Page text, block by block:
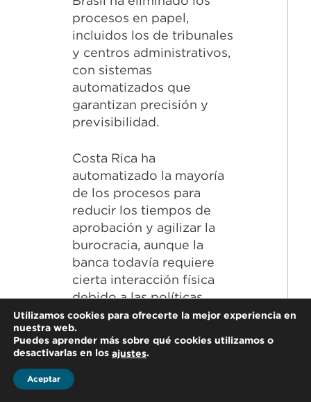
procesos en papel,
incluidos los de tribunales
y centros administrativos,
con sistemas
automatizados que
garantizan precisión y
previsibilidad.
Costa Rica ha
automatizado la mayoría
de los procesos para
reducir los tiempos de
aprobación y agilizar la
burocracia, aunque la
banca todavía requiere
cierta interacción física
debido a las políticas
contra el lavado de dinero.
Utilizamos cookies para ofrecerte la mejor experiencia en
nuestra web.
Puedes aprender más sobre qué cookies utilizamos o
desactivarlas en los ajustes.
Aceptar